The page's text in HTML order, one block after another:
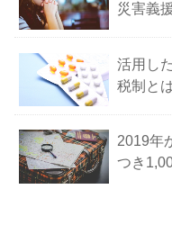
災害義
活用し
税制と
2019年
つき